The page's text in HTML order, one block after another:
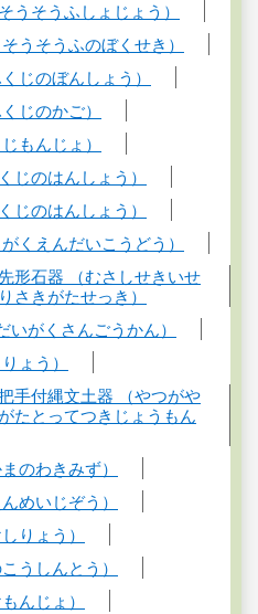
そうふしょじょう）
うそうふのぼくせき）
じのぼんしょう）
じのかご）
もんじょ）
じのはんしょう）
じのはんしょう）
くえんだいこうどう）
形石器 （むさしせきいせ
さきがたせっき）
がくさんごうかん）
ょう）
手付縄文土器 （やつがや
たとってつきじょうもん
のわきみず）
めいじぞう）
りょう）
うしんとう）
んじょ）